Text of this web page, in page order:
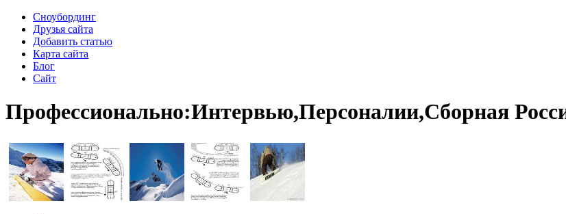
Сноубординг
Друзья сайта
Добавить статью
Карта сайта
Блог
Сайт
Профессионально:Интервью,Персоналии,Сборная